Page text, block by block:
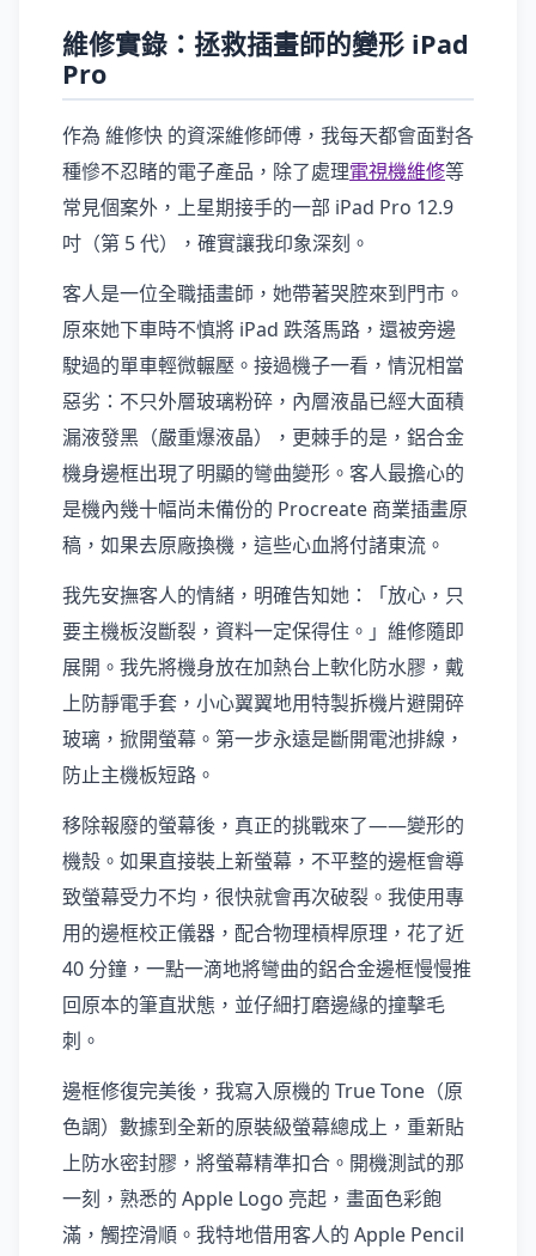
維修實錄：拯救插畫師的變形 iPad
Pro
作為 維修快 的資深維修師傅，我每天都會面對各
種慘不忍睹的電子產品，除了處理電視機維修等
常見個案外，上星期接手的一部 iPad Pro 12.9
吋（第 5 代），確實讓我印象深刻。
客人是一位全職插畫師，她帶著哭腔來到門市。
原來她下車時不慎將 iPad 跌落馬路，還被旁邊
駛過的單車輕微輾壓。接過機子一看，情況相當
惡劣：不只外層玻璃粉碎，內層液晶已經大面積
漏液發黑（嚴重爆液晶），更棘手的是，鋁合金
機身邊框出現了明顯的彎曲變形。客人最擔心的
是機內幾十幅尚未備份的 Procreate 商業插畫原
稿，如果去原廠換機，這些心血將付諸東流。
我先安撫客人的情緒，明確告知她：「放心，只
要主機板沒斷裂，資料一定保得住。」維修隨即
展開。我先將機身放在加熱台上軟化防水膠，戴
上防靜電手套，小心翼翼地用特製拆機片避開碎
玻璃，掀開螢幕。第一步永遠是斷開電池排線，
防止主機板短路。
移除報廢的螢幕後，真正的挑戰來了——變形的
機殼。如果直接裝上新螢幕，不平整的邊框會導
致螢幕受力不均，很快就會再次破裂。我使用專
用的邊框校正儀器，配合物理槓桿原理，花了近
40 分鐘，一點一滴地將彎曲的鋁合金邊框慢慢推
回原本的筆直狀態，並仔細打磨邊緣的撞擊毛
刺。
邊框修復完美後，我寫入原機的 True Tone（原
色調）數據到全新的原裝級螢幕總成上，重新貼
上防水密封膠，將螢幕精準扣合。開機測試的那
一刻，熟悉的 Apple Logo 亮起，畫面色彩飽
滿，觸控滑順。我特地借用客人的 Apple Pencil